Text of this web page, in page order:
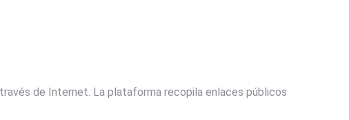
de Internet. La plataforma recopila enlaces públicos